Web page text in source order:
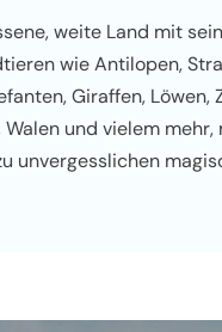
weite Land mit
wie Antilopen,
Giraffen, Löwen,
Walen und vielem mehr,
unvergesslichen